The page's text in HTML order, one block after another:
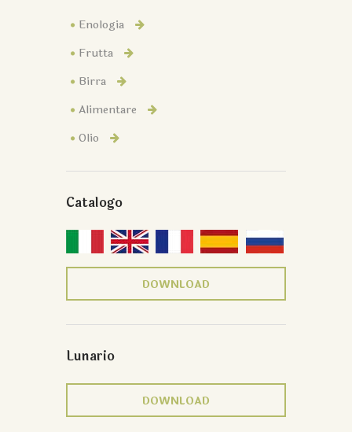
Enologia
Frutta
Birra
Alimentare
Olio
Catalogo
DOWNLOAD
Lunario
DOWNLOAD